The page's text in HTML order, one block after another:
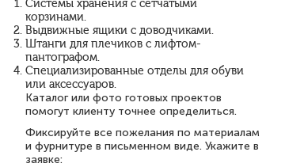
Системы хранения с сетчатыми
корзинами.
Выдвижные ящики с доводчиками.
Штанги для плечиков с лифтом-
пантографом.
Специализированные отделы для обуви
или аксессуаров.
Каталог или фото готовых проектов
помогут клиенту точнее определиться.
Фиксируйте все пожелания по материалам
и фурнитуре в письменном виде. Укажите в
заявке: